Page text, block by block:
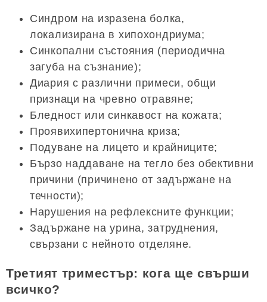
Синдром на изразена болка,
локализирана в хипохондриума;
Синкопални състояния (периодична
загуба на съзнание);
Диария с различни примеси, общи
признаци на чревно отравяне;
Бледност или синкавост на кожата;
Проявихипертонична криза;
Подуване на лицето и крайниците;
Бързо наддаване на тегло без обективни
причини (причинено от задържане на
течности);
Нарушения на рефлексните функции;
Задържане на урина, затруднения,
свързани с нейното отделяне.
Третият триместър: кога ще свърши
всичко?